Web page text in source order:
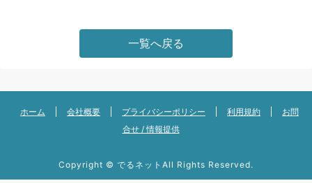
一覧へ戻る
ホーム 会社概要 プライバシーポリシー 利用規約
お問
合せ / 情報提供
Copyright © でるネット All Rights Reserved.